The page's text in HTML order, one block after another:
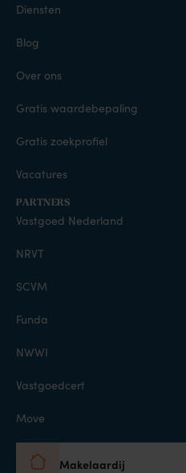
Diensten
Blog
Over ons
Gratis waardebepaling
Gratis zoekprofiel
Vacatures
PARTNERS
Vastgoed Nederland
NRVT
SCVM
Funda
NWWI
Vastgoedcert
Move
Makelaardij